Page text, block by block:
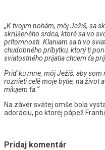
„K tvojim nohám, môj Ježiš, sa
skrúšeného srdca, ktoré sa vo
prítomnosti. Klaniam sa ti vo
chudobného príbytku, ktorý ti
sviatostného prijatia chcem ťa
Príď ku mne, môj Ježiš, aby
roznieti celé moje bytie, na život
milujem ťa.“
Na záver svätej omše bola
adoráciu, po ktorej pápež
Pridaj komentár